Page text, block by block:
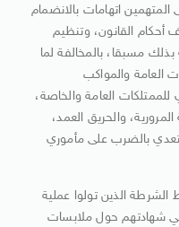
اتهامات بالانضمام
القانون، وتنظيم
مسبقا، بالمخالفة لما
العامة والمواكب
العامة والخاصة،
والحريق العمد،
بالضرب على مأموري
الشرطة الذين تولوا عملية
شهادتهم حول ملابسات